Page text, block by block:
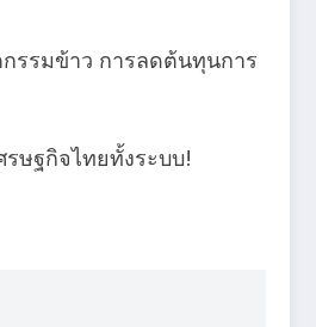
รรมข้าว การลดต้นทุนการ
ษฐกิจไทยทั้งระบบ!